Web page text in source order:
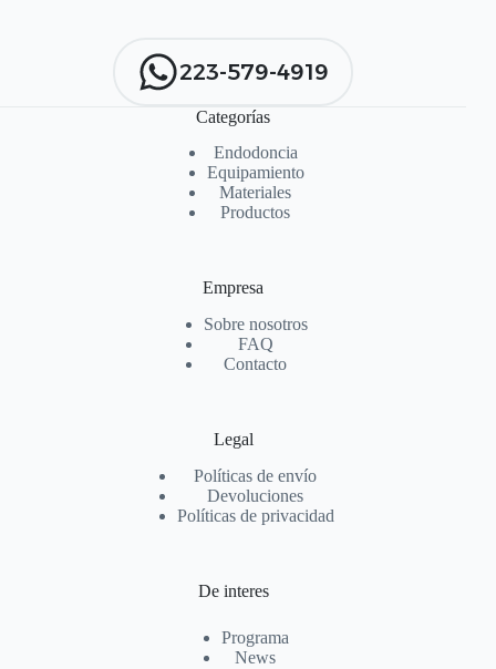
223-579-4919
Categorías
Endodoncia
Equipamiento
Materiales
Productos
Empresa
Sobre nosotros
FAQ
Contacto
Legal
Políticas de envío
Devoluciones
Políticas de privacidad
De interes
Programa
News